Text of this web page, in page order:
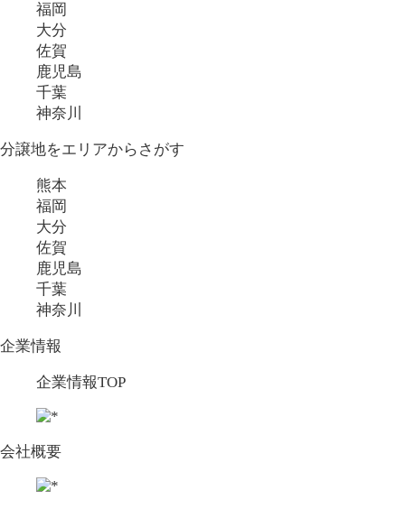
福岡
大分
佐賀
鹿児島
千葉
神奈川
分譲地をエリアからさがす
熊本
福岡
大分
佐賀
鹿児島
千葉
神奈川
企業情報
企業情報TOP
会社概要